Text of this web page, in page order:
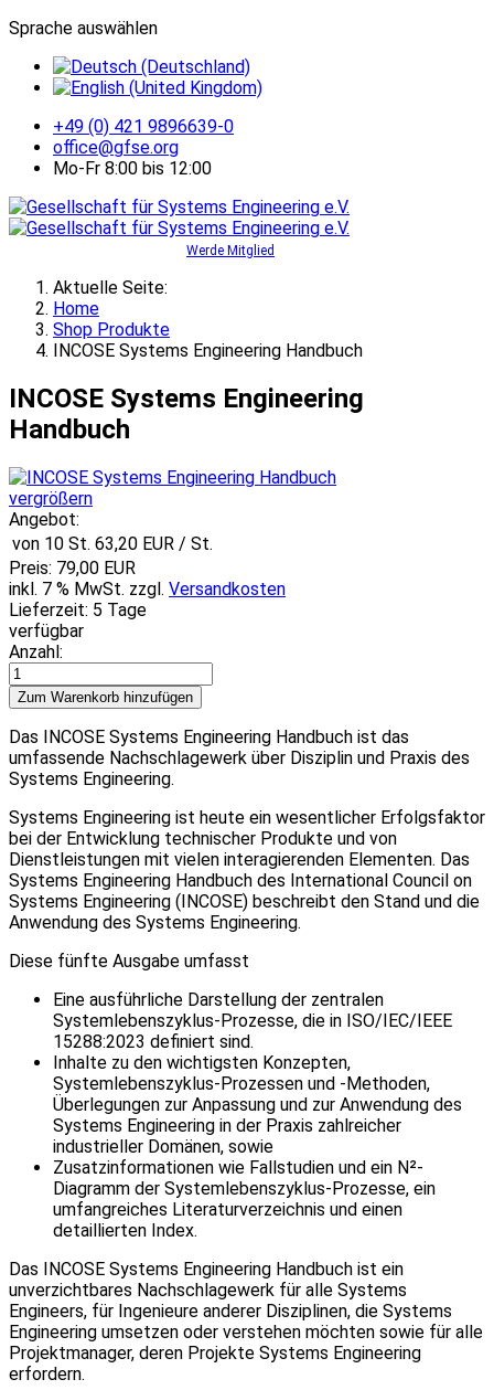
Sprache auswählen
+49 (0) 421 9896639-0
office@gfse.org
Mo-Fr 8:00 bis 12:00
Werde Mitglied
Aktuelle Seite:
Home
Shop Produkte
INCOSE Systems Engineering Handbuch
INCOSE Systems Engineering
Handbuch
vergrößern
Angebot:
von 10 St. 63,20 EUR / St.
Preis: 79,00 EUR
inkl. 7 % MwSt. zzgl. Versandkosten
Lieferzeit: 5 Tage
verfügbar
Anzahl:
Das INCOSE Systems Engineering Handbuch ist das
umfassende Nachschlagewerk über Disziplin und Praxis des
Systems Engineering.
Systems Engineering ist heute ein wesentlicher Erfolgsfaktor
bei der Entwicklung technischer Produkte und von
Dienstleistungen mit vielen interagierenden Elementen. Das
Systems Engineering Handbuch des International Council on
Systems Engineering (INCOSE) beschreibt den Stand und die
Anwendung des Systems Engineering.
Diese fünfte Ausgabe umfasst
Eine ausführliche Darstellung der zentralen
Systemlebenszyklus-Prozesse, die in ISO/IEC/IEEE
15288:2023 definiert sind.
Inhalte zu den wichtigsten Konzepten,
Systemlebenszyklus-Prozessen und -Methoden,
Überlegungen zur Anpassung und zur Anwendung des
Systems Engineering in der Praxis zahlreicher
industrieller Domänen, sowie
Zusatzinformationen wie Fallstudien und ein N²-
Diagramm der Systemlebenszyklus-Prozesse, ein
umfangreiches Literaturverzeichnis und einen
detaillierten Index.
Das INCOSE Systems Engineering Handbuch ist ein
unverzichtbares Nachschlagewerk für alle Systems
Engineers, für Ingenieure anderer Disziplinen, die Systems
Engineering umsetzen oder verstehen möchten sowie für alle
Projektmanager, deren Projekte Systems Engineering
erfordern.